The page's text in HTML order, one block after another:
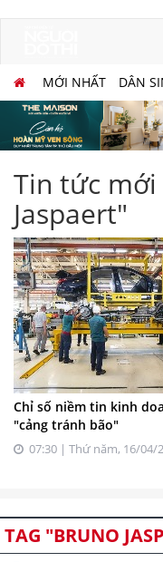
MỚI NHẤT DÂN
Tin tức
Jaspaert"
Chỉ số niềm tin kinh
"cảng tránh bão"
07:30 | Thứ năm, 16/04/
TAG "BRUNO